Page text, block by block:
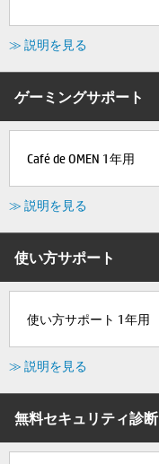
≫ 説明を見る
ゲーミングサポート
Café de OMEN 1年用
≫ 説明を見る
使い方サポート
使い方サポート 1年用
≫ 説明を見る
無料セキュリティ診断